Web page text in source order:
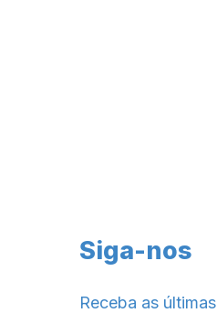
Siga-nos
Receba as últimas